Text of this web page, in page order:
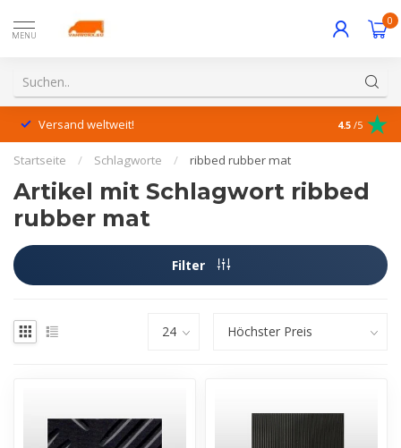
MENU
0
Versand weltweit! 4.5 /5
Startseite / Schlagworte / ribbed rubber mat
Artikel mit Schlagwort ribbed
rubber mat
Filter